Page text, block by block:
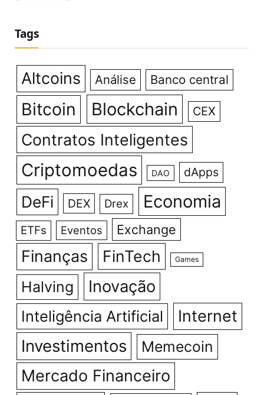
Tags
Altcoins Análise Banco central
Bitcoin Blockchain CEX
Contratos Inteligentes
Criptomoedas DAO dApps
DeFi DEX Drex Economia
ETFs Eventos Exchange
Finanças FinTech Games
Halving Inovação
Inteligência Artificial Internet
Investimentos Memecoin
Mercado Financeiro